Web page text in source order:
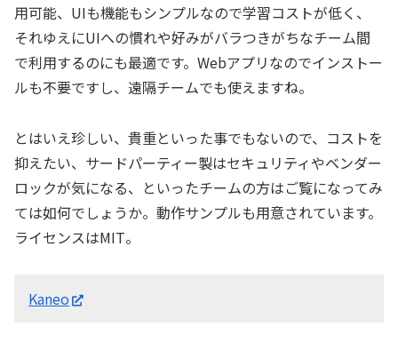
用可能、UIも機能もシンプルなので学習コストが低く、
それゆえにUIへの慣れや好みがバラつきがちなチーム間
で利用するのにも最適です。Webアプリなのでインストー
ルも不要ですし、遠隔チームでも使えますね。
とはいえ珍しい、貴重といった事でもないので、コストを
抑えたい、サードパーティー製はセキュリティやベンダー
ロックが気になる、といったチームの方はご覧になってみ
ては如何でしょうか。動作サンプルも用意されています。
ライセンスはMIT。
Kaneo